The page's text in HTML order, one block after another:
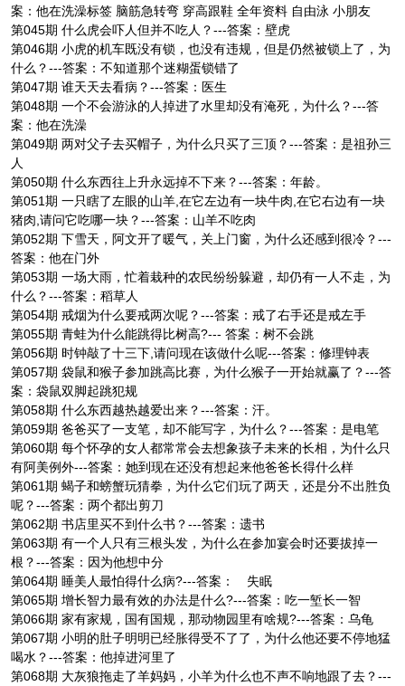
案：他在洗澡标签 脑筋急转弯 穿高跟鞋 全年资料 自由泳 小朋友
第045期 什么虎会吓人但并不吃人？---答案：壁虎
第046期 小虎的机车既没有锁，也没有违规，但是仍然被锁上了，为
什么？---答案：不知道那个迷糊蛋锁错了
第047期 谁天天去看病？---答案：医生
第048期 一个不会游泳的人掉进了水里却没有淹死，为什么？---答
案：他在洗澡
第049期 两对父子去买帽子，为什么只买了三顶？---答案：是祖孙三
人
第050期 什么东西往上升永远掉不下来？---答案：年龄。
第051期 一只瞎了左眼的山羊,在它左边有一块牛肉,在它右边有一块
猪肉,请问它吃哪一块？---答案：山羊不吃肉
第052期 下雪天，阿文开了暖气，关上门窗，为什么还感到很冷？---
答案：他在门外
第053期 一场大雨，忙着栽种的农民纷纷躲避，却仍有一人不走，为
什么？---答案：稻草人
第054期 戒烟为什么要戒两次呢？---答案：戒了右手还是戒左手
第055期 青蛙为什么能跳得比树高?--- 答案：树不会跳
第056期 时钟敲了十三下,请问现在该做什么呢---答案：修理钟表
第057期 袋鼠和猴子参加跳高比赛，为什么猴子一开始就赢了？---答
案：袋鼠双脚起跳犯规
第058期 什么东西越热越爱出来？---答案：汗。
第059期 爸爸买了一支笔，却不能写字，为什么？---答案：是电笔
第060期 每个怀孕的女人都常常会去想象孩子未来的长相，为什么只
有阿美例外---答案：她到现在还没有想起来他爸爸长得什么样
第061期 蝎子和螃蟹玩猜拳，为什么它们玩了两天，还是分不出胜负
呢？---答案：两个都出剪刀
第062期 书店里买不到什么书？---答案：遗书
第063期 有一个人只有三根头发，为什么在参加宴会时还要拔掉一
根？---答案：因为他想中分
第064期 睡美人最怕得什么病?---答案： 失眠
第065期 增长智力最有效的办法是什么?---答案：吃一堑长一智
第066期 家有家规，国有国规，那动物园里有啥规?---答案：乌龟
第067期 小明的肚子明明已经胀得受不了了，为什么他还要不停地猛
喝水？---答案：他掉进河里了
第068期 大灰狼拖走了羊妈妈，小羊为什么也不声不响地跟了去？---